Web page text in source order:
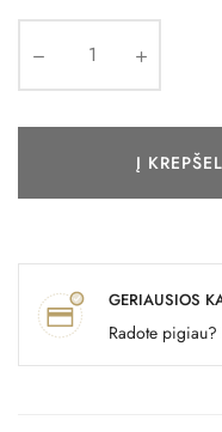
Į
GERIAUSIOS
Radote pigiau?